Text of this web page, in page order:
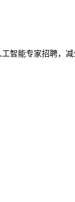
智能专家招聘，减